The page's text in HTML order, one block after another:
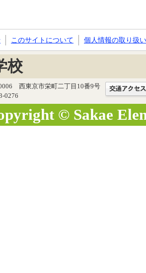
このサイトについて 個人情報の取り扱い
校
西東京市栄町二丁目10番9号
0276
© Sakae